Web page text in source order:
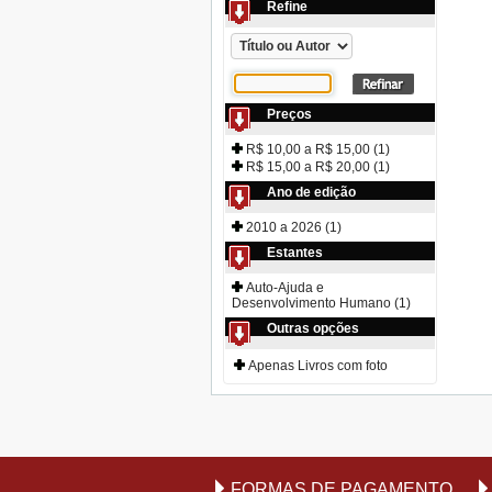
Refine
Preços
R$ 10,00 a R$ 15,00 (1)
R$ 15,00 a R$ 20,00 (1)
Ano de edição
2010 a 2026 (1)
Estantes
Auto-Ajuda e
Desenvolvimento Humano (1)
Outras opções
Apenas Livros com foto